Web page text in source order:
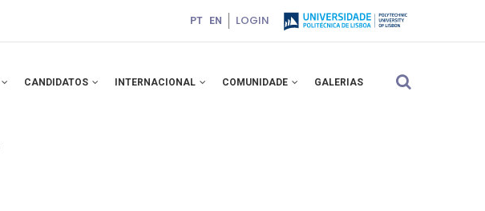
LOGIN
PT EN
CANDIDATOS INTERNACIONAL COMUNIDADE GALERIAS